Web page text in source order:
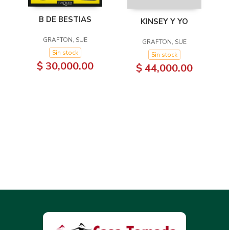
B DE BESTIAS
GRAFTON, SUE
Sin stock
$ 30,000.00
KINSEY Y YO
GRAFTON, SUE
Sin stock
$ 44,000.00